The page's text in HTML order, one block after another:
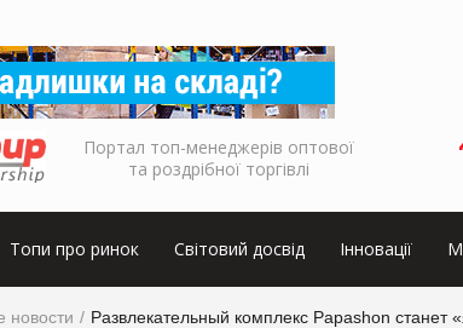
Портал топ-менеджерів оптової
та роздрібної торгівлі
Топи про ринок Світовий досвід Інновації
новости Развлекательный комплекс Papashon